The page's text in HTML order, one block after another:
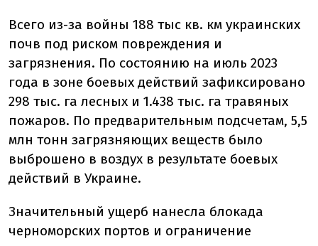
Всего из-за войны 188 тыс кв. км украинских
почв под риском повреждения и
загрязнения. По состоянию на июль 2023
года в зоне боевых действий зафиксировано
298 тыс. га лесных и 1.438 тыс. га травяных
пожаров. По предварительным подсчетам, 5,5
млн тонн загрязняющих веществ было
выброшено в воздух в результате боевых
действий в Украине.
Значительный ущерб нанесла блокада
черноморских портов и ограничение